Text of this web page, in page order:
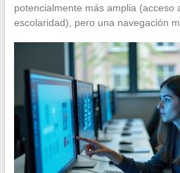
potencialmente más amplia (acceso
escolaridad), pero una navegación